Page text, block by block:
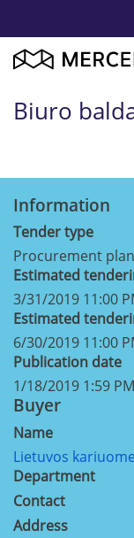
Biuro
Information
Tender type
Procurement plan
Estimated
3/31/2019 11:00
Estimated
6/30/2019 11:00
Publication date
1/18/2019 1:59
Buyer
Name
Lietuvos
Department
Contact
Address